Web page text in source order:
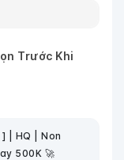
Trước Khi
| HQ | Non
500K 🚀